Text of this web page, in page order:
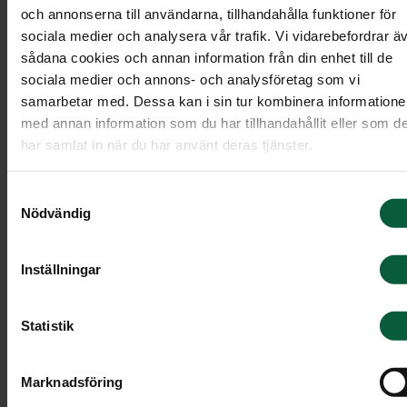
och annonserna till användarna, tillhandahålla funktioner för
sociala medier och analysera vår trafik. Vi vidarebefordrar
sådana cookies och annan information från din enhet till de
sociala medier och annons- och analysföretag som vi
samarbetar med. Dessa kan i sin tur kombinera
med annan information som du har tillhandahållit eller som
har samlat in när du har använt deras tjänster.
Nödvändig
Inställningar
Statistik
Marknadsföring
Skapa en dödsannons
Vid vårt begravningsmöte tar vi tillsammans fram
annonsen. Inför mötet kan du gärna fundera över
dina önskemål kring:
Dikt, vers och citat
Övrig information, till exempel önskemål om